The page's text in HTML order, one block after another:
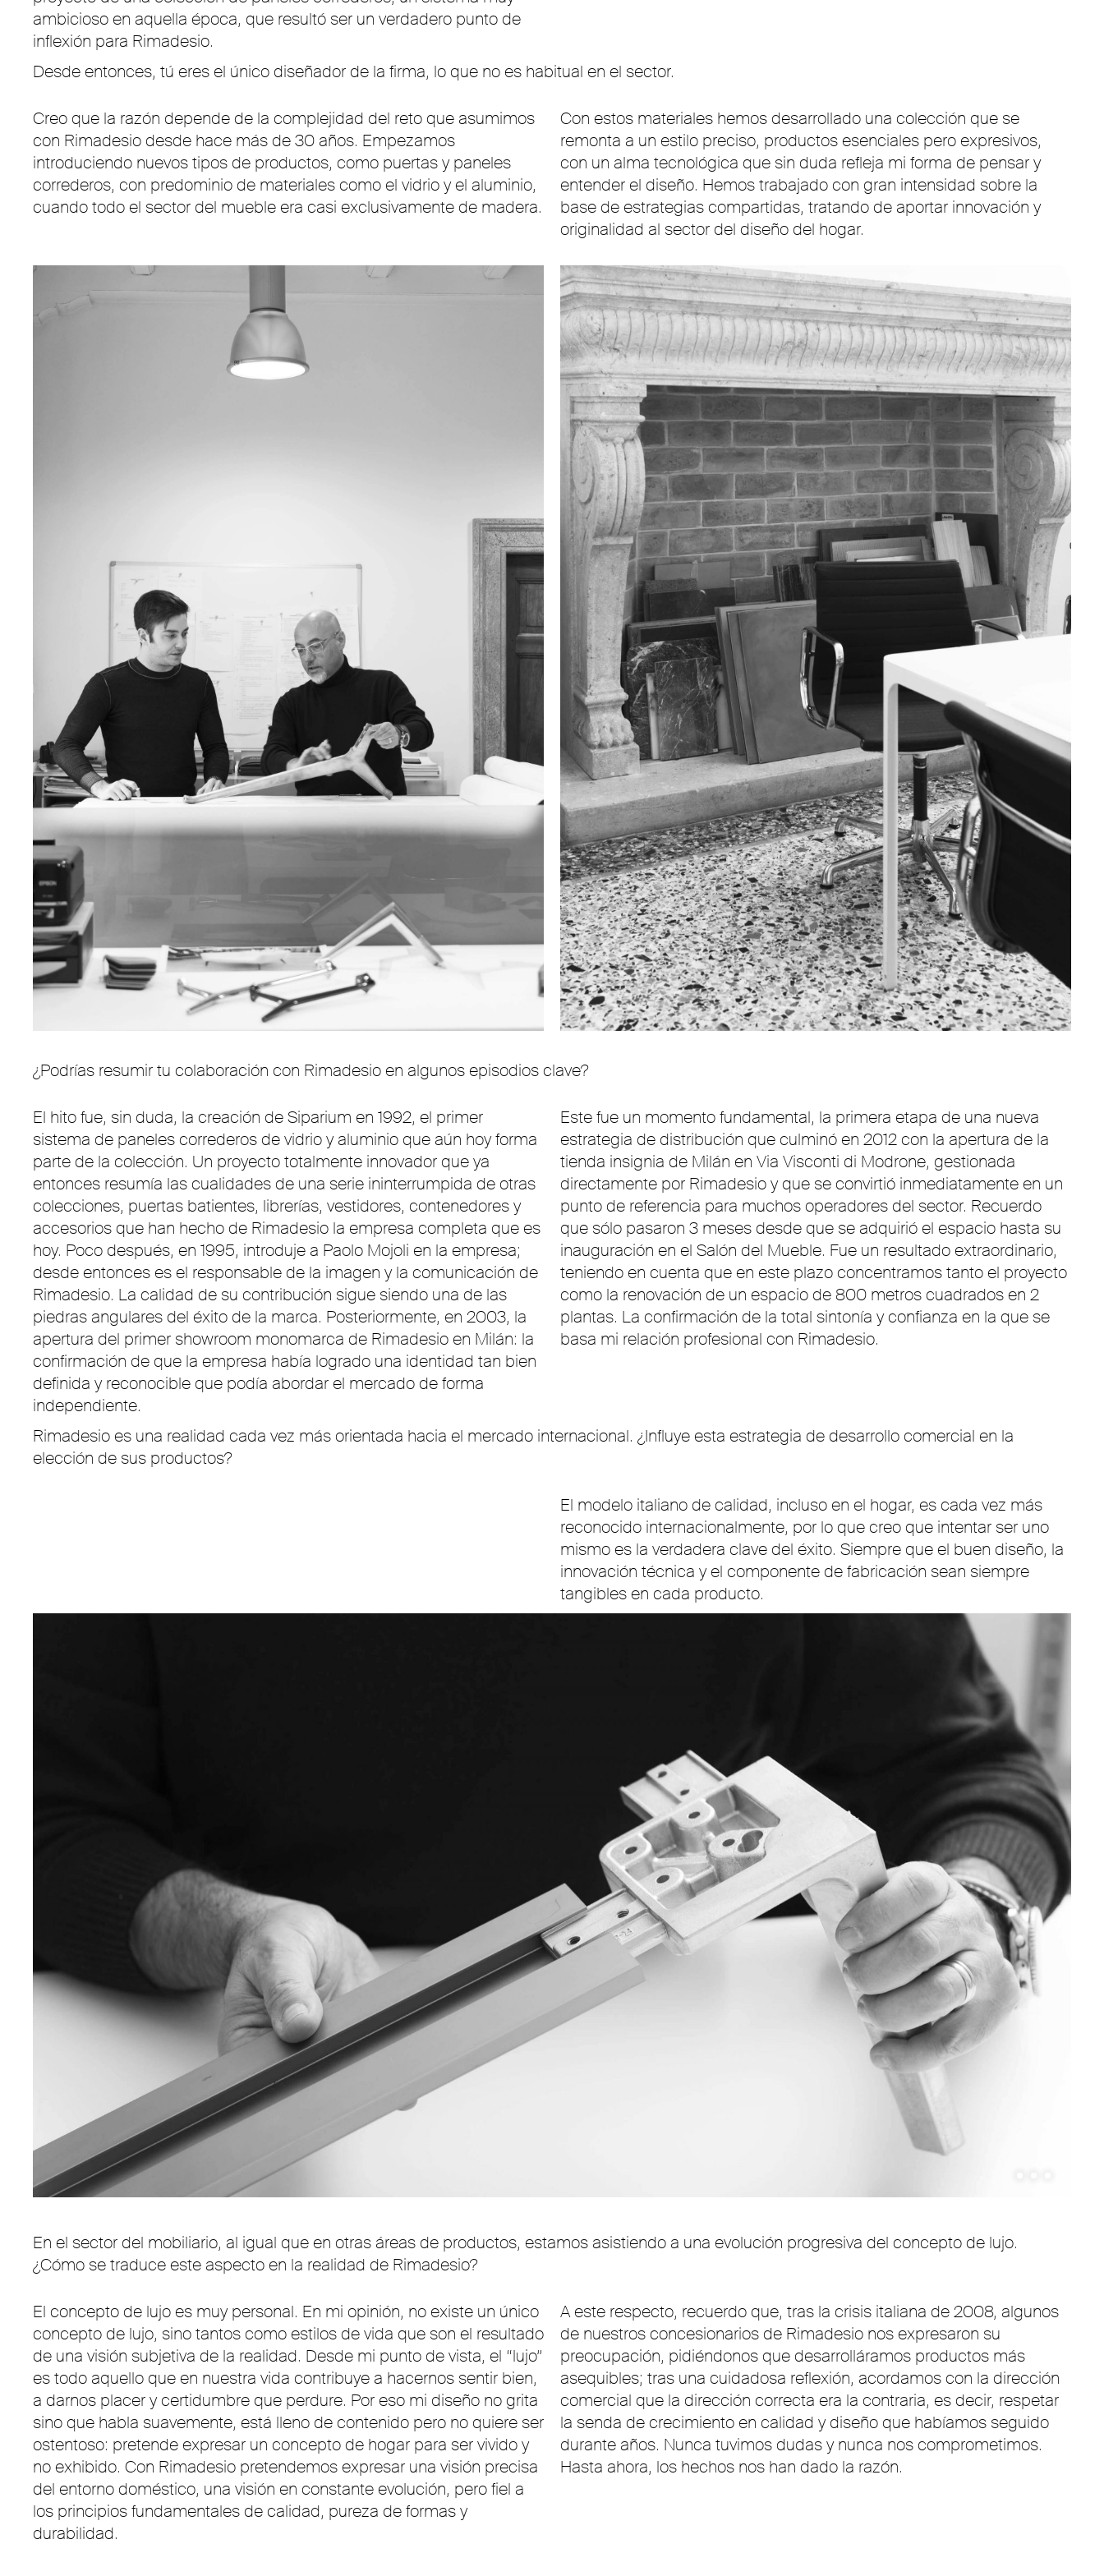
ambicioso en aquella época, que resultó ser un verdadero punto de
inflexión para Rimadesio.
Desde entonces, tú eres el único diseñador de la firma, lo que no es habitual en el sector.
Creo que la razón depende de la complejidad del reto que asumimos
con Rimadesio desde hace más de 30 años. Empezamos
introduciendo nuevos tipos de productos, como puertas y paneles
correderos, con predominio de materiales como el vidrio y el aluminio,
cuando todo el sector del mueble era casi exclusivamente de madera.
Con estos materiales hemos desarrollado una colección que se
remonta a un estilo preciso, productos esenciales pero expresivos,
con un alma tecnológica que sin duda refleja mi forma de pensar y
entender el diseño. Hemos trabajado con gran intensidad sobre la
base de estrategias compartidas, tratando de aportar innovación y
originalidad al sector del diseño del hogar.
¿Podrías resumir tu colaboración con Rimadesio en algunos episodios clave?
El hito fue, sin duda, la creación de Siparium en 1992, el primer
sistema de paneles correderos de vidrio y aluminio que aún hoy forma
parte de la colección. Un proyecto totalmente innovador que ya
entonces resumía las cualidades de una serie ininterrumpida de otras
colecciones, puertas batientes, librerías, vestidores, contenedores y
accesorios que han hecho de Rimadesio la empresa completa que es
hoy. Poco después, en 1995, introduje a Paolo Mojoli en la empresa;
desde entonces es el responsable de la imagen y la comunicación de
Rimadesio. La calidad de su contribución sigue siendo una de las
piedras angulares del éxito de la marca. Posteriormente, en 2003, la
apertura del primer showroom monomarca de Rimadesio en Milán: la
confirmación de que la empresa había logrado una identidad tan bien
definida y reconocible que podía abordar el mercado de forma
independiente.
Este fue un momento fundamental, la primera etapa de una nueva
estrategia de distribución que culminó en 2012 con la apertura de la
tienda insignia de Milán en Via Visconti di Modrone, gestionada
directamente por Rimadesio y que se convirtió inmediatamente en un
punto de referencia para muchos operadores del sector. Recuerdo
que sólo pasaron 3 meses desde que se adquirió el espacio hasta su
inauguración en el Salón del Mueble. Fue un resultado extraordinario,
teniendo en cuenta que en este plazo concentramos tanto el proyecto
como la renovación de un espacio de 800 metros cuadrados en 2
plantas. La confirmación de la total sintonía y confianza en la que se
basa mi relación profesional con Rimadesio.
Rimadesio es una realidad cada vez más orientada hacia el mercado internacional. ¿Influye esta estrategia de desarrollo comercial en la
elección de sus productos?
El modelo italiano de calidad, incluso en el hogar, es cada vez más
reconocido internacionalmente, por lo que creo que intentar ser uno
mismo es la verdadera clave del éxito. Siempre que el buen diseño, la
innovación técnica y el componente de fabricación sean siempre
tangibles en cada producto.
En el sector del mobiliario, al igual que en otras áreas de productos, estamos asistiendo a una evolución progresiva del concepto de lujo.
¿Cómo se traduce este aspecto en la realidad de Rimadesio?
El concepto de lujo es muy personal. En mi opinión, no existe un único
concepto de lujo, sino tantos como estilos de vida que son el resultado
de una visión subjetiva de la realidad. Desde mi punto de vista, el “lujo”
es todo aquello que en nuestra vida contribuye a hacernos sentir bien,
a darnos placer y certidumbre que perdure. Por eso mi diseño no grita
sino que habla suavemente, está lleno de contenido pero no quiere ser
ostentoso: pretende expresar un concepto de hogar para ser vivido y
no exhibido. Con Rimadesio pretendemos expresar una visión precisa
del entorno doméstico, una visión en constante evolución, pero fiel a
los principios fundamentales de calidad, pureza de formas y
durabilidad.
A este respecto, recuerdo que, tras la crisis italiana de 2008, algunos
de nuestros concesionarios de Rimadesio nos expresaron su
preocupación, pidiéndonos que desarrolláramos productos más
asequibles; tras una cuidadosa reflexión, acordamos con la dirección
comercial que la dirección correcta era la contraria, es decir, respetar
la senda de crecimiento en calidad y diseño que habíamos seguido
durante años. Nunca tuvimos dudas y nunca nos comprometimos.
Hasta ahora, los hechos nos han dado la razón.